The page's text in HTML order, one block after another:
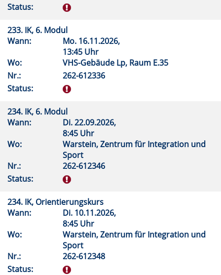
Status:
233. IK, 6. Modul
Wann:
Mo. 16.11.2026,
13:45 Uhr
Wo:
VHS-Gebäude Lp, Raum E.35
Nr.:
262-612336
Status:
234. IK, 6. Modul
Wann:
Di.22.09.2026,
8:45 Uhr
Wo:
Warstein, Zentrum für Integration und
Sport
Nr.:
262-612346
Status:
234. IK, Orientierungskurs
Wann:
Di. 10.11.2026,
8:45 Uhr
Wo:
Warstein, Zentrum für Integration und
Sport
Nr.:
262-612348
Status: